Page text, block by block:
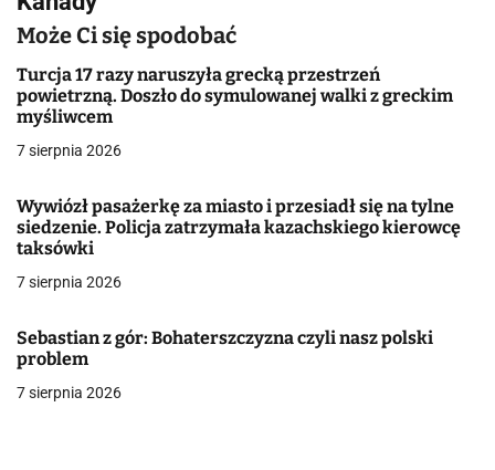
g
a
c
j
a
w
p
s
u
Może Ci się spodobać
Turcja 17 razy naruszyła grecką przestrzeń
powietrzną. Doszło do symulowanej walki z greckim
myśliwcem
7 sierpnia 2026
Wywiózł pasażerkę za miasto i przesiadł się na tylne
siedzenie. Policja zatrzymała kazachskiego kierowcę
taksówki
7 sierpnia 2026
Sebastian z gór: Bohaterszczyzna czyli nasz polski
problem
7 sierpnia 2026